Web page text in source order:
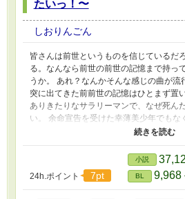
たいっ！〜
しおりんごん
皆さんは前世というものを信じているだ
る。なんなら前世の前世の記憶まで持っ
うか。 あれ？なんかそんな感じの曲が流
突に出てきた前前世の記憶はひとまず置
ありきたりなサラリーマンで、なぜ死ん
い。 余命宣告を受けた幸薄美少年でもな
助けようとする度胸も運動能力も持ち合
ら前世の記憶が壮絶すぎて覚えていない
で俺は前前世でハマっていたRPGのラス
すぎてゲシュタルト崩壊寸前だ。 兎にも
ことは主人公たちに倒される運命である
24h.ポイント 7pt
小説
BL 9,968